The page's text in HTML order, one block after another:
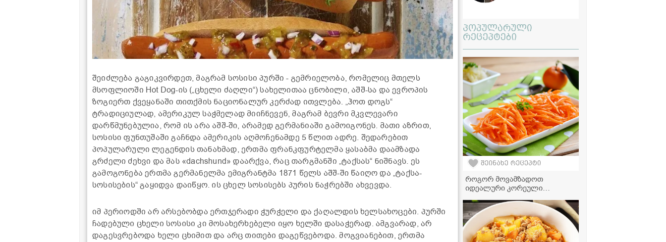
შეიძლება გაგიკვირდეთ, მაგრამ სოსისი პურში - გემრიელობა, რომელიც მთელს
მსოფლიოში Hot Dog-ის („ცხელი ძაღლი“) სახელითაა ცნობილი, აშშ-სა და ევროპის
ზოგიერთ ქვეყანაში თითქმის ნაციონალურ კერძად ითვლება. „ჰოთ დოგს“
ტრადიციულად, ამერიკულ საჭმელად მიიჩნევენ, მაგრამ ბევრი მკვლევარი
დარწმუნებულია, რომ ის არა აშშ-ში, არამედ გერმანიაში გამოიგონეს. მათი აზრით,
სოსისი ფუნთუშაში გაჩნდა ამერიკის აღმოჩენამდე 5 წლით ადრე. შედარებით
პოპულარული ლეგენდის თანახმად, ერთმა ფრანკფურტელმა ყასაბმა დაამზადა
გრძელი ძეხვი და მას «dachshund» დაარქვა, რაც თარგმანში „ტაქსას“ ნიშნავს. ეს
გამოგონება ერთმა გერმანელმა ემიგრანტმა 1871 წელს აშშ-ში წაიღო და „ტაქსა-
სოსისების“ გაყიდვა დაიწყო. ის ცხელ სოსისებს პურის ნაჭრებში ახვევდა.
იმ პერიოდში არ არსებობდა ერთჯერადი ჭურჭელი და ქაღალდის ხელსახოცები. პურში
ჩადებული ცხელი სოსისი კი მოსახერხებელი იყო ხელში დასაჭერად. ამგვარად, არ
დაგესვრებოდა ხელი ცხიმით და არც თითები დაგეწვებოდა. მოგვიანებით, ერთმა
პოპულარული
რეცეპტები
შეინახე რეცეპტი
როგორ მოვამზადოთ
იდეალური კორეული
- საიდუმლო რეცეპტი